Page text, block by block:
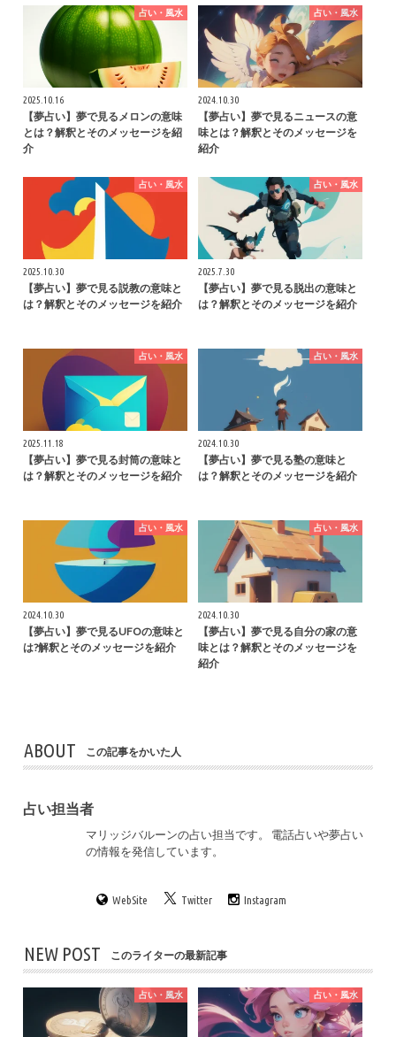
占い・風水
2025.10.16
【夢占い】夢で見るメロンの意味
とは？解釈とそのメッセージを紹
介
占い・風水
2024.10.30
【夢占い】夢で見るニュースの意
味とは？解釈とそのメッセージを
紹介
占い・風水
2025.10.30
【夢占い】夢で見る説教の意味と
は？解釈とそのメッセージを紹介
占い・風水
2025.7.30
【夢占い】夢で見る脱出の意味と
は？解釈とそのメッセージを紹介
占い・風水
2025.11.18
【夢占い】夢で見る封筒の意味と
は？解釈とそのメッセージを紹介
占い・風水
2024.10.30
【夢占い】夢で見る塾の意味と
は？解釈とそのメッセージを紹介
占い・風水
2024.10.30
【夢占い】夢で見るUFOの意味と
は?解釈とそのメッセージを紹介
占い・風水
2024.10.30
【夢占い】夢で見る自分の家の意
味とは？解釈とそのメッセージを
紹介
ABOUT この記事をかいた人
占い担当者
マリッジバルーンの占い担当です。 電話占いや夢占い
の情報を発信しています。
WebSite Twitter Instagram
NEW POST このライターの最新記事
占い・風水 占い・風水